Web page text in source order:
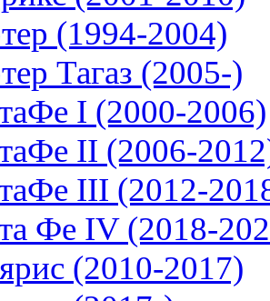
(1994-2004)
Тагаз (2005-)
I (2000-2006)
II (2006-
III (2012-
Фе IV (2018-
(2010-2017)